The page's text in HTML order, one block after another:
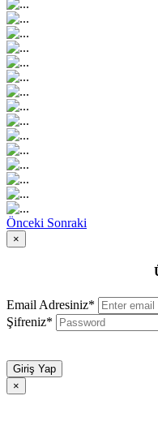
Önceki Sonraki
×
Email Adresiniz*
Şifreniz*
Giriş Yap
×